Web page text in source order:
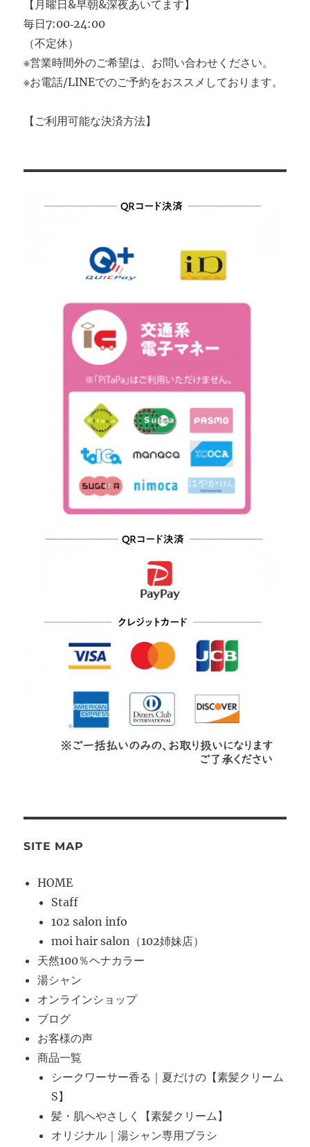
【月曜日&早朝&深夜あいてます】
毎日7:00‐24:00
（不定休）
※営業時間外のご希望は、お問い合わせください。
※お電話/LINEでのご予約をおススメしております。
【ご利用可能な決済方法】
SITE MAP
HOME
Staff
102 salon info
moi hair salon（102姉妹店）
天然100％ヘナカラー
湯シャン
オンラインショップ
ブログ
お客様の声
商品一覧
シークワーサー香る｜夏だけの【素髪クリーム
S】
髪・肌へやさしく【素髪クリーム】
オリジナル｜湯シャン専用ブラシ